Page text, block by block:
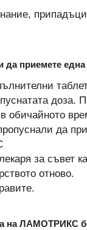
да приемете
доза.
обичайното
да
за съвет
отново.
на ЛАМОТРИКС